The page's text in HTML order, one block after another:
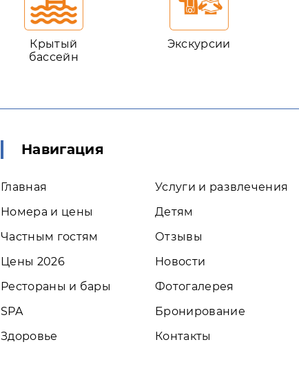
Крытый
бассейн
Экскурсии
Навигация
Главная
Номера и цены
Частным гостям
Цены 2026
Рестораны и бары
SPA
Здоровье
Услуги и развлечения
Детям
Отзывы
Новости
Фотогалерея
Бронирование
Контакты